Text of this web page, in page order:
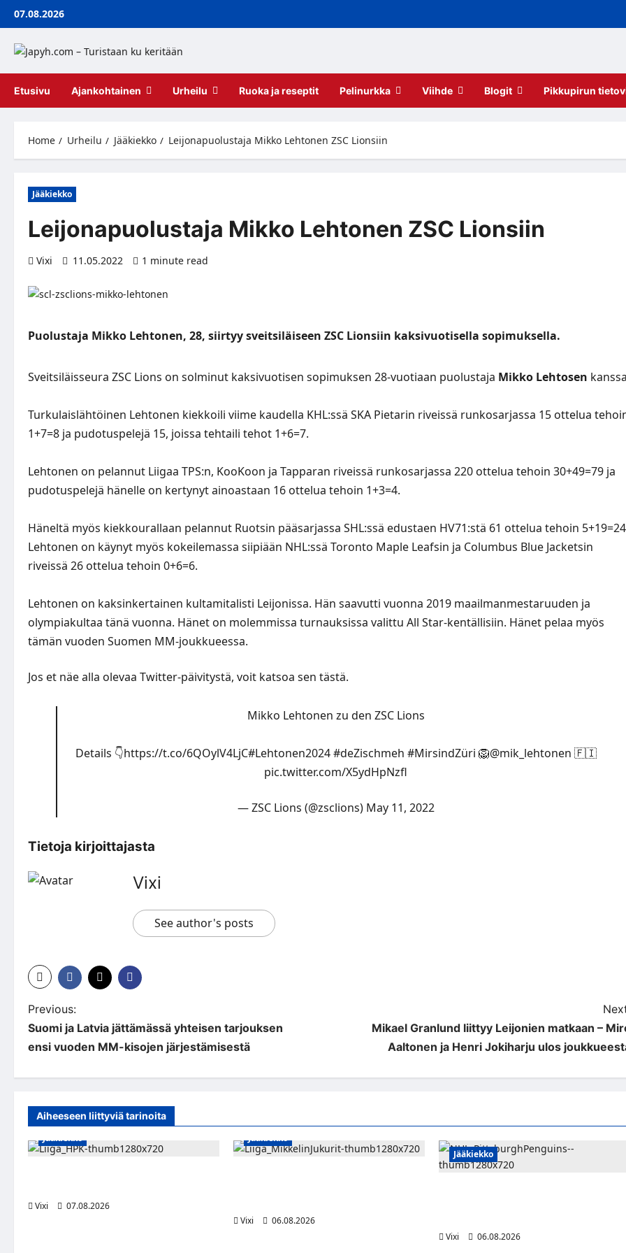
Skip07.08.2026
Etusivu Ajankohtainen Urheilu Ruoka ja reseptit Pelinurkka Viihde Blogit Pikkupirun
Home Urheilu Jääkiekko Leijonapuolustaja Mikko Lehtonen ZSC Lionsiin
Jääkiekko
Leijonapuolustaja Mikko Lehtonen ZSC Lionsiin
Vixi 11.05.2022 1 minute read
Puolustaja Mikko Lehtonen, 28, siirtyy sveitsiläiseen ZSC Lionsiin kaksivuotisella sopimuksella.
Sveitsiläisseura ZSC Lions on solminut kaksivuotisen sopimuksen 28-vuotiaan puolustaja Mikko Lehtosen
Turkulaislähtöinen Lehtonen kiekkoili viime kaudella KHL:ssä SKA Pietarin riveissä runkosarjassa 15 ottelua
1+7=8 ja pudotuspelejä 15, joissa tehtaili tehot 1+6=7.
Lehtonen on pelannut Liigaa TPS:n, KooKoon ja Tapparan riveissä runkosarjassa 220 ottelua tehoin 30+49=79 ja
pudotuspelejä hänelle on kertynyt ainoastaan 16 ottelua tehoin 1+3=4.
Häneltä myös kiekkourallaan pelannut Ruotsin pääsarjassa SHL:ssä edustaen HV71:stä 61 ottelua tehoin
Lehtonen on käynyt myös kokeilemassa siipiään NHL:ssä Toronto Maple Leafsin ja Columbus Blue Jacketsin
riveissä 26 ottelua tehoin 0+6=6.
Lehtonen on kaksinkertainen kultamitalisti Leijonissa. Hän saavutti vuonna 2019 maailmanmestaruuden ja
olympiakultaa tänä vuonna. Hänet on molemmissa turnauksissa valittu All Star-kentällisiin. Hänet pelaa myös
tämän vuoden Suomen MM-joukkueessa.
Jos et näe alla olevaa Twitter-päivitystä, voit katsoa sen tästä.
Mikko Lehtonen zu den ZSC Lions
Details 👇https://t.co/6QOylV4LjC#Lehtonen2024 #deZischmeh #MirsindZüri 🦁@mik_lehtonen 🇫🇮
pic.twitter.com/X5ydHpNzfl
— ZSC Lions (@zsclions) May 11, 2022
Tietoja kirjoittajasta
Vixi
See author's posts
P
o
n
a
g
Previous:
Suomi ja Latvia jättämässä yhteisen tarjouksen
ensi vuoden MM-kisojen järjestämisestä
Mikael Granlund liittyy Leijonien matkaan –
Aaltonen ja Henri Jokiharju ulos
Aiheeseen liittyviä tarinoita
Jääkiekko
Vixi
07.08.2026
Jääkiekko
Vixi
06.08.2026
Jääkiekko
Vixi
06.08.2026